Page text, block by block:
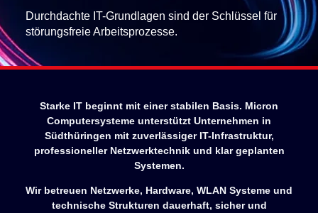
Durchdachte IT-Grundlagen sind der Schlüssel für
störungsfreie Arbeitsprozesse.
Starke IT beginnt mit einer stabilen Basis. Micron
Computersysteme unterstützt Unternehmen in
Südthüringen mit zuverlässiger IT-Infrastruktur,
professioneller Netzwerktechnik und klar geplanten
Systemen.
Wir betreuen Netzwerke, Hardware, WLAN Systeme und
technische Strukturen dauerhaft, sicher und